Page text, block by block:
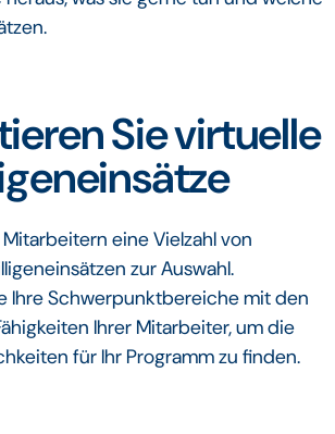
Sie virtuelle
eine Vielzahl von
zur Auswahl.
Ihre Schwerpunktbereiche mit den
Ihrer Mitarbeiter, um die
für Ihr Programm zu finden.